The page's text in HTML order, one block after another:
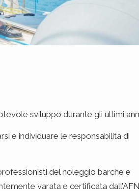
sviluppo durante gli ultimi
e individuare le responsabilità di
del noleggio barche e
varata e certificata